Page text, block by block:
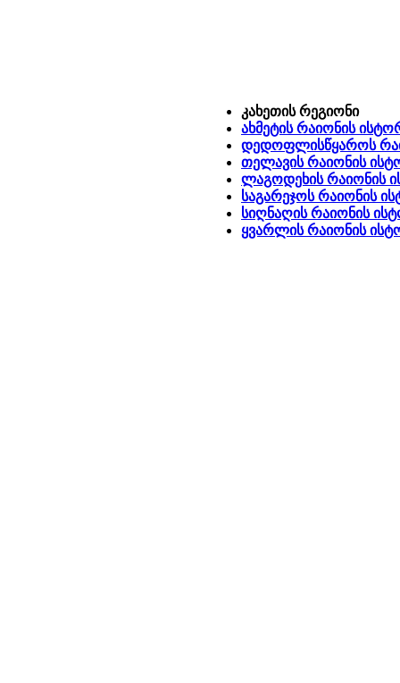
კახეთის რეგიონი
ახმეტის რაიონის
დედოფლისწყაროს
თელავის რაიონის
ლაგოდეხის რაიონის
საგარეჯოს რაიონის
სიღნაღის რაიონის
ყვარლის რაიონის